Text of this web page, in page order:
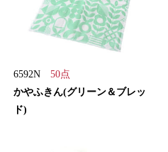
6592N 50点
かやふきん(グリーン＆ブレッ
ド)